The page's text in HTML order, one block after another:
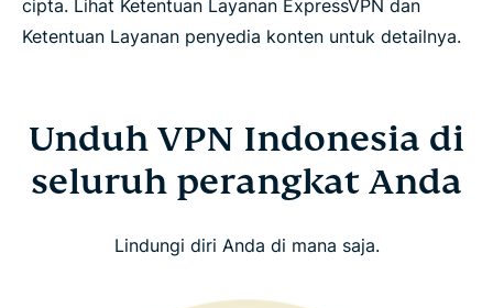
cipta. Lihat Ketentuan Layanan ExpressVPN dan
Ketentuan Layanan penyedia konten untuk detailnya.
Unduh VPN Indonesia di
seluruh perangkat Anda
Lindungi diri Anda di mana saja.